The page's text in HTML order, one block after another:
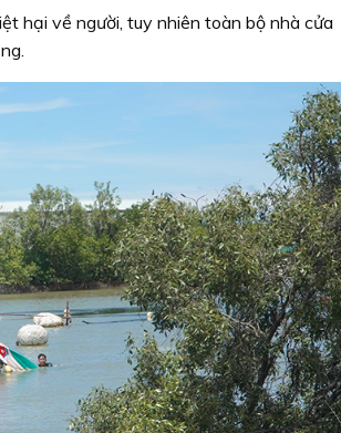
hại về người, tuy nhiên toàn bộ nhà cửa